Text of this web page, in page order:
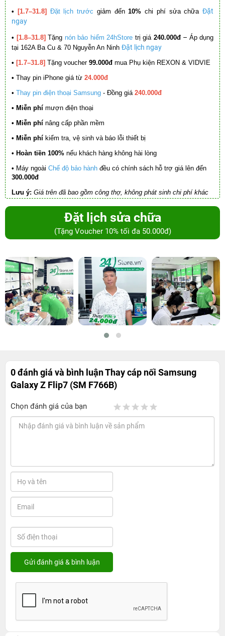
• [1.7–31.8] Đặt lịch trước giảm đến10% chi phí sửa chữa Đặt
ngay
• [1.8–31.8] Tặng nón bảo hiểm 24hStore trị giá 240.000đ – Áp dụng
tại 162A Ba Cu & 70 Nguyễn An Ninh Đặt lịch ngay
• [1.7–31.8] Tặng voucher 99.000đ mua Phụ kiện REXON & VIDVIE
• Thay pin iPhone giá từ 24.000đ
• Thay pin điện thoại Samsung - Đồng giá 240.000đ
• Miễn phí mượn điện thoại
• Miễn phí nâng cấp phần mềm
• Miễn phí kiểm tra, vệ sinh và báo lỗi thiết bị
• Hoàn tiền 100% nếu khách hàng không hài lòng
• Máy ngoài Chế độ bảo hành đều có chính sách hỗ trợ giá lên đến
300.000đ
Lưu ý: Giá trên đã bao gồm công thợ, không phát sinh chi phí khác
Đặt lịch sửa chữa
(Tặng Voucher 10% tối đa 50.000đ)
0 đánh giá và bình luậnThay cáp nối Samsung
Galaxy Z Flip7 (SM F766B)
Chọn đánh giá của bạn